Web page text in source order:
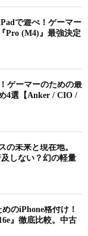
で遊べ！ゲーマー
Pro (M4)』最強決定
ゲーマーのための最
4選【Anker / CIO /
の未来と現在地。
及しない？幻の軽量
のiPhone格付け！
』徹底比較。中古